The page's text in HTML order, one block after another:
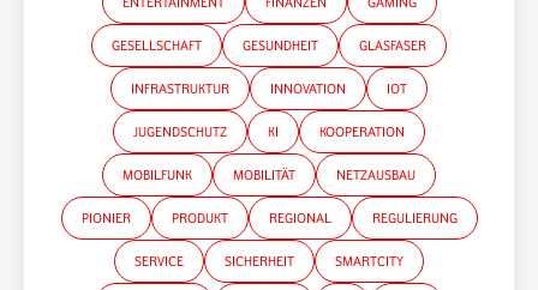
GESELLSCHAFT GESUNDHEIT GLASFASER
INFRASTRUKTUR INNOVATION IOT
JUGENDSCHUTZ KI KOOPERATION
MOBILFUNK MOBILITÄT NETZAUSBAU
PIONIER PRODUKT REGIONAL REGULIERUNG
SERVICE SICHERHEIT SMARTCITY